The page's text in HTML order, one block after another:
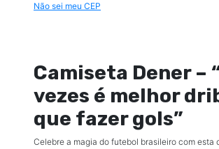
Não sei meu CEP
Camiseta Dener –
vezes é melhor
que fazer gols”
Celebre a magia do futebol brasileiro com esta